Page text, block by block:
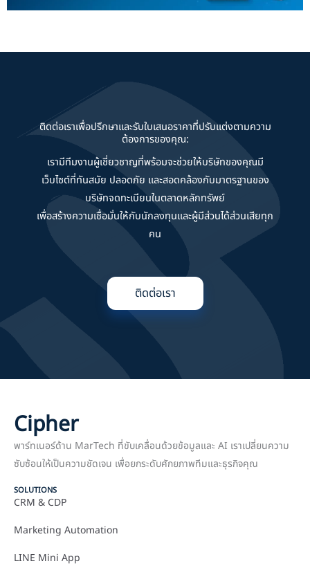
ติดต่อเราเพื่อปรึกษาและรับใบเสนอราคาที่ปรับแต่งตามความ
ต้องการของคุณ:
เรามีทีมงานผู้เชี่ยวชาญที่พร้อมจะช่วยให้บริษัทของคุณมี
เว็บไซต์ที่ทันสมัย ปลอดภัย และสอดคล้องกับมาตรฐานของ
บริษัทจดทะเบียนในตลาดหลักทรัพย์
เพื่อสร้างความเชื่อมั่นให้กับนักลงทุนและผู้มีส่วนได้ส่วนเสียทุก
คน
ติดต่อเรา
Cipher
พาร์ทเนอร์ด้าน MarTech ที่ขับเคลื่อนด้วยข้อมูลและ AI เราเปลี่ยนความ
ซับซ้อนให้เป็นความชัดเจน เพื่อยกระดับศักยภาพทีมและธุรกิจคุณ
SOLUTIONS
CRM & CDP
Marketing Automation
LINE Mini App